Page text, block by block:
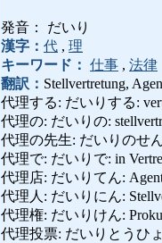
発音： だいり
漢字： 代 , 理
キーワード： 仕事 , 法律
翻訳： Stellvertretung,
代理する: だいりする:
代理の: だいりの:
代理の先生: だいりのせん
代理で: だいりで: in
代理店: だいりてん:
代理人: だいりにん:
代理権: だいりけん:
代理投票: だいりとうひ